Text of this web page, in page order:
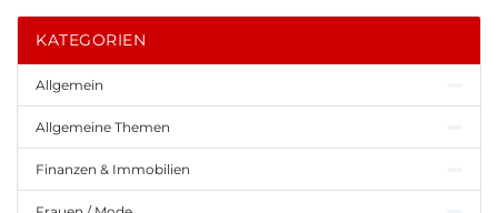
KATEGORIEN
Allgemein
Allgemeine Themen
Finanzen & Immobilien